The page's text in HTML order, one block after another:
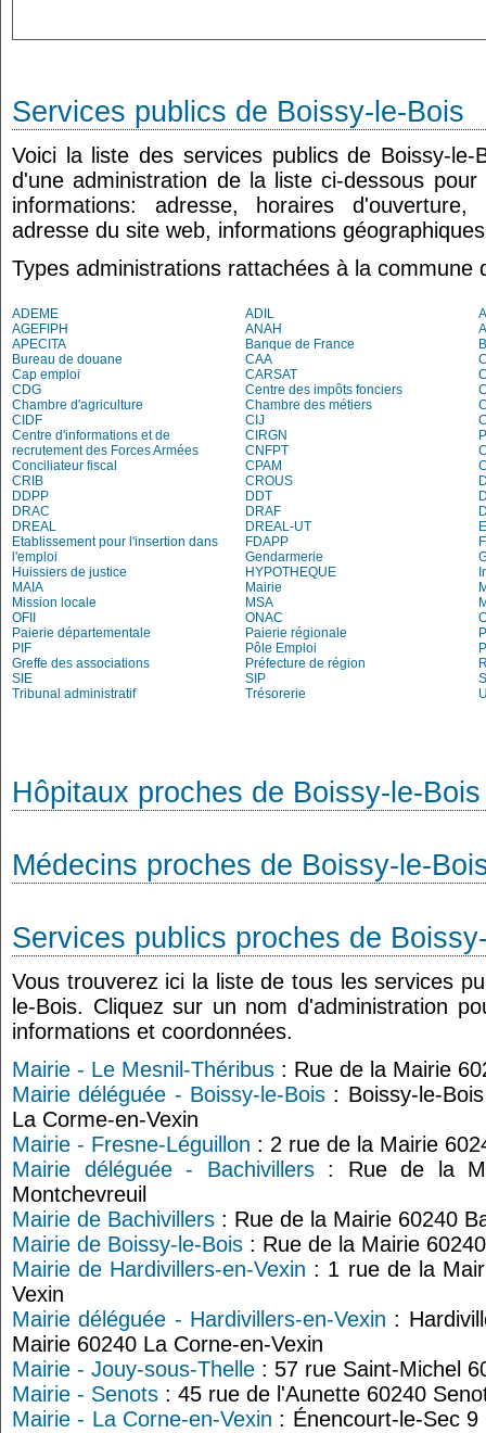
Services publics de Boissy-le-Bois
Voici la liste des services publics de Boissy-
d'une administration de la liste ci-dessous
informations: adresse, horaires
adresse du site web, informations
Types administrations rattachées à la commune
ADEME ADIL
AGEFIPH
ANAH
APECITA
Banque de France
Bureau de douane
CAA
Cap emploi
CARSAT
CDG
Centre des impôts fonciers
Chambre d'agriculture
Chambre des métiers
CIDF
CIJ
Centre d'informations et de
recrutement des Forces Armées
CIRGN
CNFPT
Conciliateur fiscal
CPAM
CRIB
CROUS
DDPP
DDT
DRAC
DRAF
DREAL
DREAL-UT
Etablissement pour l'insertion dans
l'emploi
FDAPP
Gendarmerie
Huissiers de justice
HYPOTHEQUE
MAIA
Mairie
Mission locale
MSA
OFII
ONAC
Paierie départementale
Paierie régionale
PIF
Pôle Emploi
Greffe des associations
Préfecture de région
SIE
SIP
Tribunal administratif
Trésorerie
Hôpitaux proches de Boissy-le-Bois
Médecins proches de Boissy-le-
Services publics proches de
Vous trouverez ici la liste de tous les services
le-Bois. Cliquez sur un nom d'administration
informations et coordonnées.
Mairie - Le Mesnil-Théribus : Rue de la Mairie
Mairie déléguée - Boissy-le-Bois: Boissy-le-
La Corme-en-Vexin
Mairie - Fresne-Léguillon : 2 rue de la Mairie
Mairie déléguée - Bachivillers: Rue de la
Montchevreuil
Mairie de Bachivillers : Rue de la Mairie 60240
Mairie de Boissy-le-Bois : Rue de la Mairie
Mairie de Hardivillers-en-Vexin : 1 rue de la
Vexin
Mairie déléguée - Hardivillers-en-Vexin :
Mairie 60240 La Corne-en-Vexin
Mairie - Jouy-sous-Thelle : 57 rue Saint-Michel
Mairie - Senots : 45 rue de l'Aunette 60240
Mairie - La Corne-en-Vexin : Énencourt-le-Sec